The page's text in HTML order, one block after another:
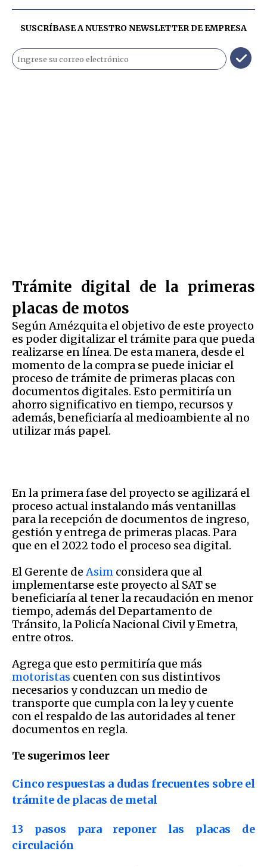
SUSCRÍBASE A NUESTRO NEWSLETTER DEEMPRESA
Trámite digital de la primeras
placas de motos
Según Amézquita el objetivo de este proyecto
es poder digitalizar el trámite para que pueda
realizarse en línea. De esta manera, desde el
momento de la compra se puede iniciar el
proceso de trámite de primeras placas con
documentos digitales. Esto permitiría un
ahorro significativo en tiempo, recursos y
además, beneficiaría al medioambiente al no
utilizar más papel.
En la primera fase del proyecto se agilizará el
proceso actual instalando más ventanillas
para la recepción de documentos de ingreso,
gestión y entrega de primeras placas. Para
que en el 2022 todo el proceso sea digital.
El Gerente deAsim considera que al
implementarse este proyecto al SAT se
beneficiaría al tener la recaudación en menor
tiempo, además del Departamento de
Tránsito, la Policía Nacional Civil y Emetra,
entre otros.
Agrega que esto permitiría que más
motoristas cuenten con sus distintivos
necesarios y conduzcan un medio de
transporte que cumpla con la ley y cuente
con el respaldo de las autoridades al tener
documentos en regla.
Te sugerimos leer
Cinco respuestas a dudas frecuentes sobre el
trámite de placas de metal
13 pasos para reponer las placas de
circulación